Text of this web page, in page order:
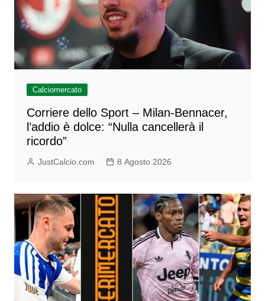
Calciomercato
Corriere dello Sport – Milan-Bennacer,
l’addio è dolce: “Nulla cancellerà il
ricordo”
JustCalcio.com 8 Agosto 2026